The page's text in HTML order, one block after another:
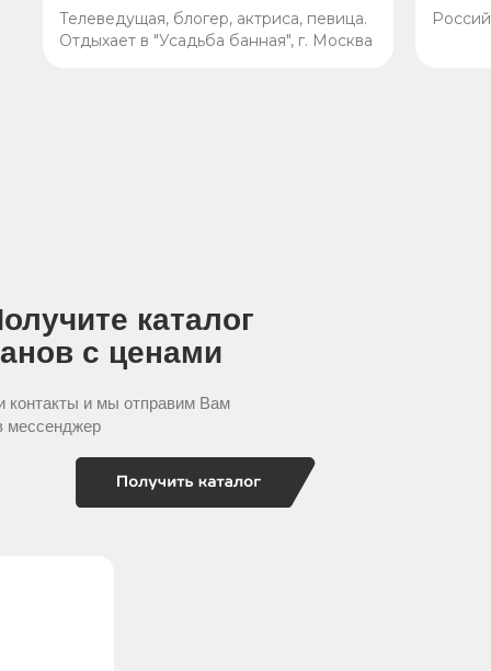
Телеведущая, блогер, актриса, певица.
Отдыхает в "Усадьба банная", г. Москва
каталог
с ценами
контакты и мы отправим Вам
мессенджер